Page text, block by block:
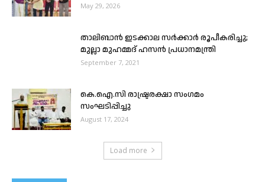
May 29, 2026
താലിബാൻ ഇടക്കാല സർക്കാർ രൂപീകരിച്ചു;
മുല്ലാ മുഹമ്മദ് ഹസൻ പ്രധാനമന്ത്രി
September 7, 2021
കെ.ഐ.സി രാഷ്ട്രരക്ഷാ സംഗമം
സംഘടിപ്പിച്ചു
August 17, 2024
Load more